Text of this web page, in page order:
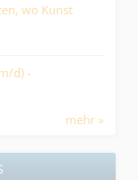
wo Kunst
d) -
mehr »